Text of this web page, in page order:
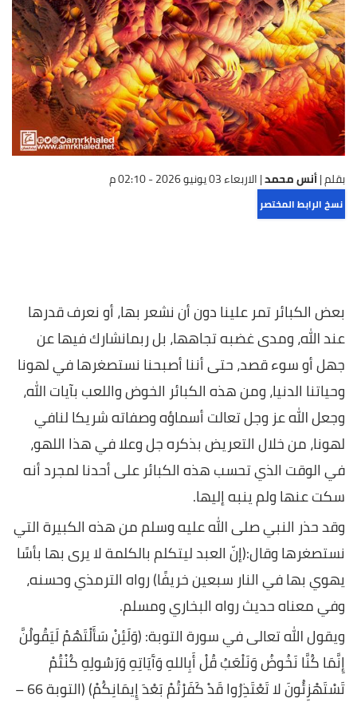
بقلم |أنس محمد|الاربعاء 03 يونيو 2026 - 02:10 م
نسخ الرابط المختصر
بعض الكبائر تمر علينا دون أن نشعر بها، أو نعرف قدرها
عند الله، ومدى غضبه تجاهها، بل ربمانشارك فيها عن
جهل أو سوء قصد، حتى أننا أصبحنا نستصغرها في لهونا
وحياتنا الدنيا، ومن هذه الكبائر الخوض واللعب بآيات الله،
وجعل الله عز وجل تعالت أسماؤه وصفاته شريكا لنافي
لهونا، من خلال التعريض بذكره جل وعلا في هذا اللهو،
في الوقت الذي تحسب هذه الكبائر على أحدنا لمجرد أنه
سكت عنها ولم ينبه إليها.
وقد حذر النبي صلى الله عليه وسلم من هذه الكبيرة التي
نستصغرها وقال:(إنّ العبد ليتكلم بالكلمة لا يرى بها بأسًا
يهوي بها في النار سبعين خريفًا) رواه الترمذي وحسنه،
وفي معناه حديث رواه البخاري ومسلم.
ويقول الله تعالى في سورة التوبة: (وَلَئِنْ سَأَلْتَهُمْ لَيَقُولُنَّ
إِنَّمَا كُنَّا نَخُوضُ وَنَلْعَبُ قُلْ أَبِاللهِ وَآَيَاتِهِ وَرَسُولِهِ كُنْتُمْ
تَسْتَهْزِئُونَ لا تَعْتَذِرُوا قَدْ كَفَرْتُمْ بَعْدَ إِيمَانِكُمْ) (التوبة 66 –